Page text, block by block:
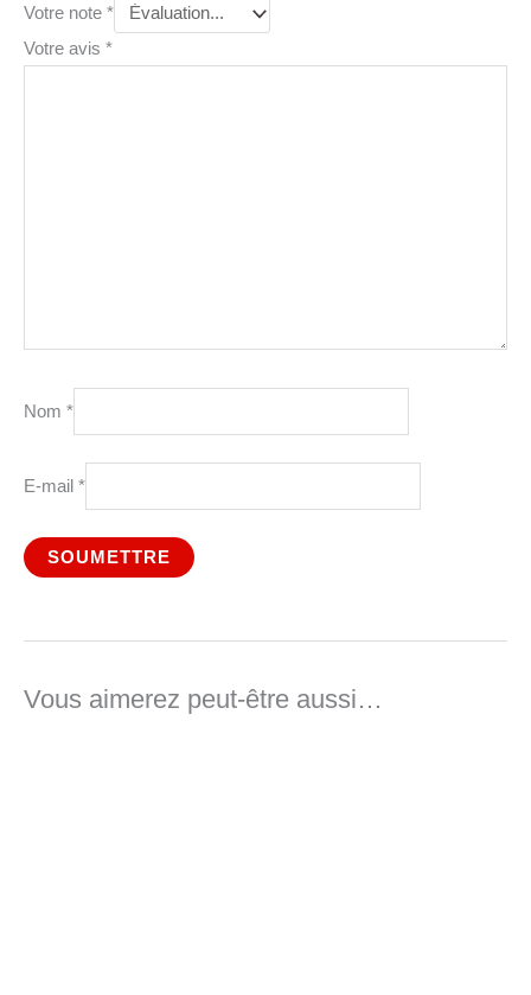
Votre note *
Votre avis *
Nom *
E-mail *
Vous aimerez peut-être aussi…